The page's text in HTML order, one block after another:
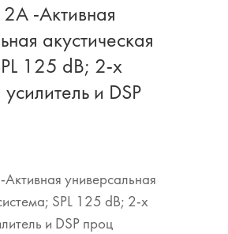
-Активная
акустическая
125 dB; 2-х
и DSP
универсальная
SPL 125 dB; 2-х
и DSP проц